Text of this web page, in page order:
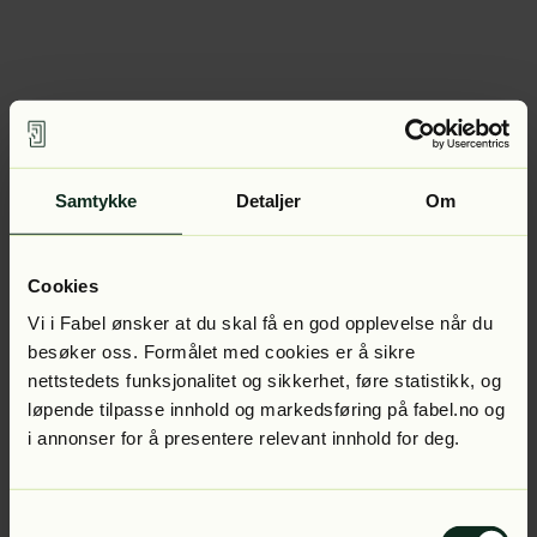
Samtykke Detaljer Om
Cookies
Vi i Fabel ønsker at du skal få en god opplevelse når du
besøker oss. Formålet med cookies er å sikre
nettstedets funksjonalitet og sikkerhet, føre statistikk, og
løpende tilpasse innhold og markedsføring på fabel.no og
i annonser for å presentere relevant innhold for deg.